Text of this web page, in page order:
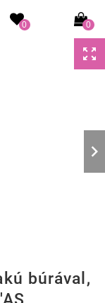
0 0
búrával,